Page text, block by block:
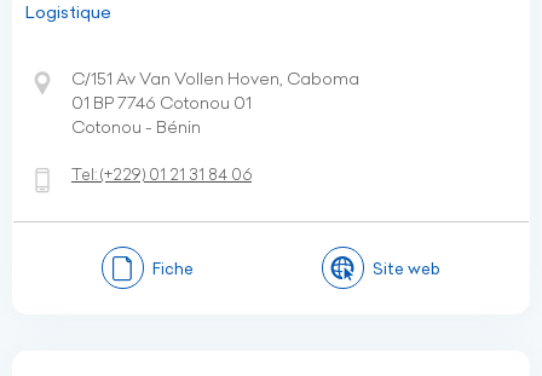
Logistique
C/151 Av Van Vollen Hoven, Caboma
01 BP 7746 Cotonou 01
Cotonou - Bénin
Tel:(+229) 01 21 31 84 06
Fiche Site web